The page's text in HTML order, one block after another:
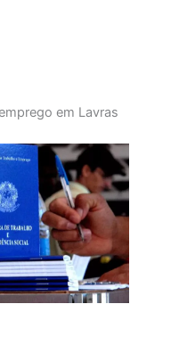
em Lavras